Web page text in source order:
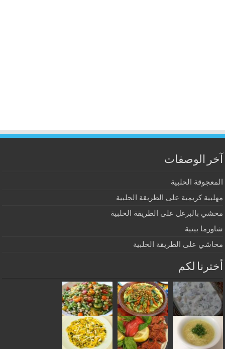
آخر الوصفات
المعجوقة الحلبية
مهلبية كريمية على الطريقة الحلبية
محشي بالبرغل على الطريقة الحلبية
شاورما بيتية
محاشي على الطريقة الحلبية
أخترنا لكم